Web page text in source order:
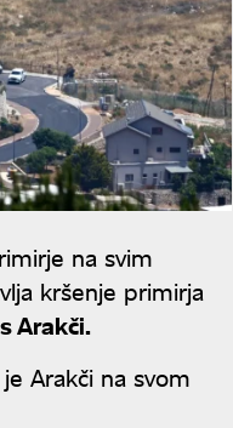
na svim
kršenje primirja
Arakči.
Arakči na svom